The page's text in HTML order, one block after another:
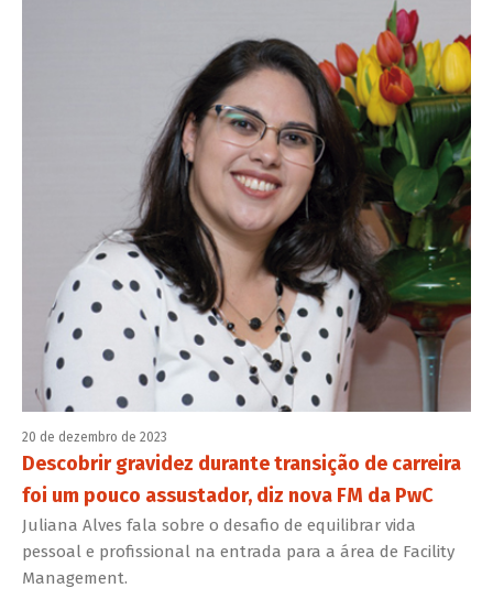
20 de dezembro de 2023
Descobrir gravidez durante transição de carreira
foi um pouco assustador, diz nova FM da PwC
Juliana Alves fala sobre o desafio de equilibrar vida
pessoal e profissional na entrada para a área de Facility
Management.